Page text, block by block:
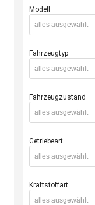
Modell
alles ausgewählt
Fahrzeugtyp
alles ausgewählt
Fahrzeugzustand
alles ausgewählt
Getriebeart
alles ausgewählt
Kraftstoffart
alles ausgewählt